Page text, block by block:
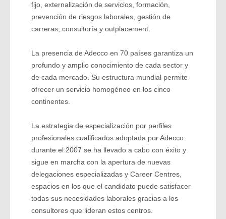
fijo, externalización de servicios, formación,
prevención de riesgos laborales, gestión de
carreras, consultoría y outplacement.
La presencia de Adecco en 70 países garantiza un
profundo y amplio conocimiento de cada sector y
de cada mercado. Su estructura mundial permite
ofrecer un servicio homogéneo en los cinco
continentes.
La estrategia de especialización por perfiles
profesionales cualificados adoptada por Adecco
durante el 2007 se ha llevado a cabo con éxito y
sigue en marcha con la apertura de nuevas
delegaciones especializadas y Career Centres,
espacios en los que el candidato puede satisfacer
todas sus necesidades laborales gracias a los
consultores que lideran estos centros.